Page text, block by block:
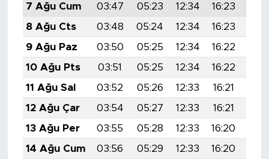
7 Ağu Cum
03:47 05:23 12:34 16:23
8 Ağu Cts
03:48 05:24 12:34 16:23
9 Ağu Paz
03:50 05:25 12:34 16:22
10 Ağu Pts
03:51 05:25 12:34 16:22
11 Ağu Sal
03:52 05:26 12:33 16:21
12 Ağu Çar
03:54 05:27 12:33 16:21
13 Ağu Per
03:55 05:28 12:33 16:20
14 Ağu Cum
03:56 05:29 12:33 16:20